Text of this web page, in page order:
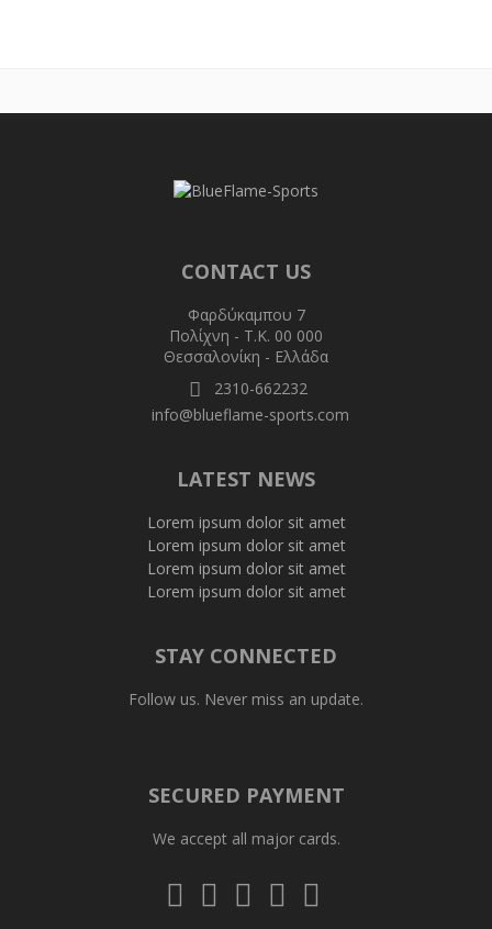
CONTACT US
Φαρδύκαμπου 7
Πολίχνη - T.K. 00 000
Θεσσαλονίκη - Ελλάδα
2310-662232
info@blueflame-sports.com
LATEST NEWS
Lorem ipsum dolor sit amet
Lorem ipsum dolor sit amet
Lorem ipsum dolor sit amet
Lorem ipsum dolor sit amet
STAY CONNECTED
Follow us. Never miss an update.
SECURED PAYMENT
We accept all major cards.
Visa Mastercard
Diners
Club
Amex